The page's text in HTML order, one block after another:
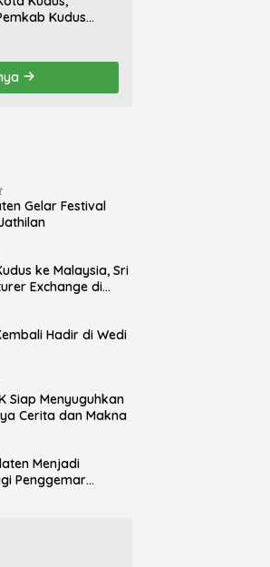
Kudus
Festival Tari
Caping Kalo
Gelar Festival
ke Malaysia, Sri
Exchange di
Hadir di Wedi
Siap Menyuguhkan
Cerita dan Makna
Menjadi
Penggemar